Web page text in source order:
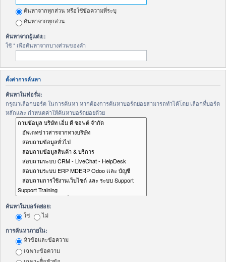
ค้นหาจากทุกส่วน หรือใช้ข้อความที่ระบุ
ค้นหาจากทุกส่วน
ค้นหาจากผู้แต่ง::
ใช้ * เพื่อค้นหาจากบางส่วนของคำ
ตั้งค่าการค้นหา
ค้นหาในฟอรั่ม:
กรุณาเลือกบอร์ด ในการค้นหา หากต้องการค้นหาบอร์ดย่อยสามารถทำได้โดย เลือกที่บอร์ด
หลักและ กำหนดค่าให้ค้นหาบอร์ดย่อยด้วย
ค้นหาในบอร์ดย่อย:
ใช่ ไม่
การค้นหาภายใน:
หัวข้อและข้อความ
เฉพาะข้อความ